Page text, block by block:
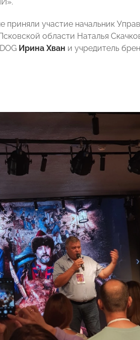
приняли участие начальник
области Наталья
Ирина Хван и учредитель